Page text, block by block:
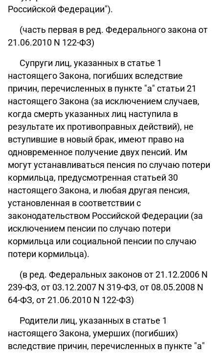
Российской Федерации").
(часть первая в ред. Федерального закона от
21.06.2010 N 122-ФЗ)
Супруги лиц, указанных в статье 1
настоящего Закона, погибших вследствие
причин, перечисленных в пункте "а" статьи 21
настоящего Закона (за исключением случаев,
когда смерть указанных лиц наступила в
результате их противоправных действий), не
вступившие в новый брак, имеют право на
одновременное получение двух пенсий. Им
могут устанавливаться пенсия по случаю потери
кормильца, предусмотренная статьей 30
настоящего Закона, и любая другая пенсия,
установленная в соответствии с
законодательством Российской Федерации (за
исключением пенсии по случаю потери
кормильца или социальной пенсии по случаю
потери кормильца).
(в ред. Федеральных законов от 21.12.2006 N
239-ФЗ, от 03.12.2007 N 319-ФЗ, от 08.05.2008 N
64-ФЗ, от 21.06.2010 N 122-ФЗ)
Родители лиц, указанных в статье 1
настоящего Закона, умерших (погибших)
вследствие причин, перечисленных в пункте "а"